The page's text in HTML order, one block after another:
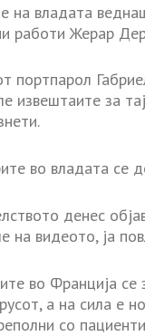
на владата
работи Жерар
портпарол
извештаите за
во владата се
денес
на видеото, ја
во Франција
а на сила е
со